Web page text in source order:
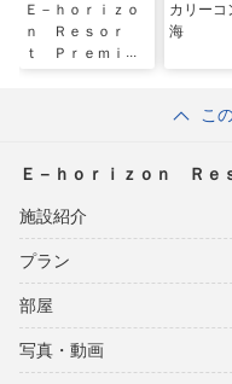
Ｅ－ｈｏｒｉｚｏ
ｎ Ｒｅｓｏｒ
ｔ Ｐｒｅｍｉｕ
カリーコ
海
こ
Ｅ－ｈｏｒｉｚｏｎ Ｒｅ
施設紹介
プラン
部屋
写真・動画